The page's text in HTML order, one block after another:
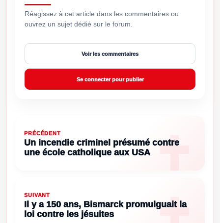
Réagissez à cet article dans les commentaires ou
ouvrez un sujet dédié sur le forum.
Voir les commentaires
Se connecter pour publier
PRÉCÉDENT
Un incendie criminel présumé contre
une école catholique aux USA
SUIVANT
Il y a 150 ans, Bismarck promulguait la
loi contre les jésuites